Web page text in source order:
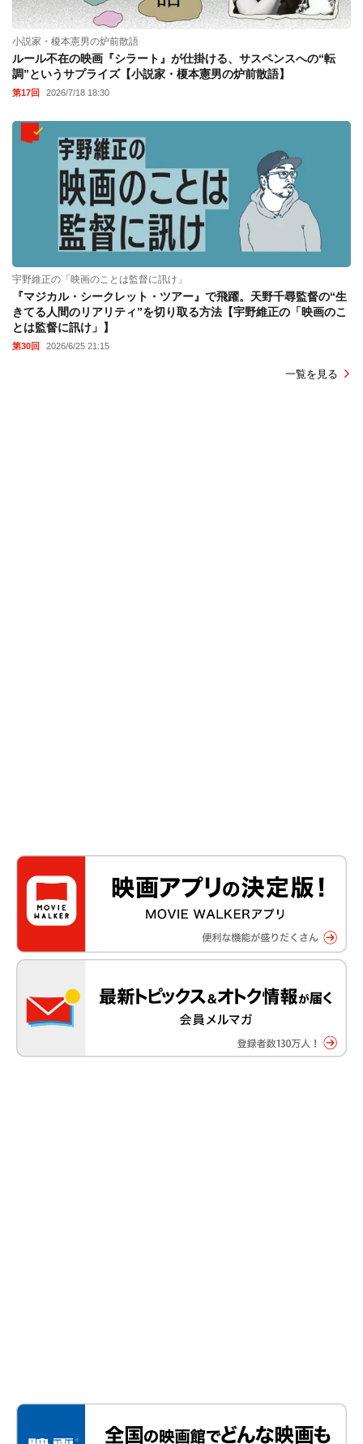
小説家・榎本憲男の炉前散語
ルール不在の映画『シラート』が仕掛ける、サスペンスへの“転
調”というサプライズ【小説家・榎本憲男の炉前散語】
2026/7/18 18:30
『マジカル・シークレット・ツアー』で飛躍。天野千尋監督の“生